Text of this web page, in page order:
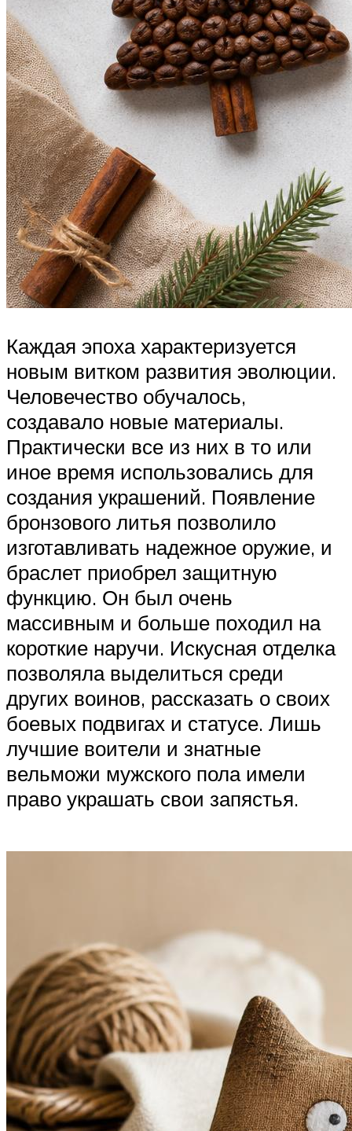
Каждая эпоха характеризуется
новым витком развития эволюции.
Человечество обучалось,
создавало новые материалы.
Практически все из них в то или
иное время использовались для
создания украшений. Появление
бронзового литья позволило
изготавливать надежное оружие, и
браслет приобрел защитную
функцию. Он был очень
массивным и больше походил на
короткие наручи. Искусная отделка
позволяла выделиться среди
других воинов, рассказать о своих
боевых подвигах и статусе. Лишь
лучшие воители и знатные
вельможи мужского пола имели
право украшать свои запястья.